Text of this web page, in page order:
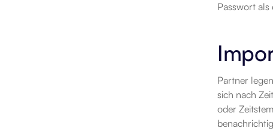
Passwort
Partner
sich nach
oder